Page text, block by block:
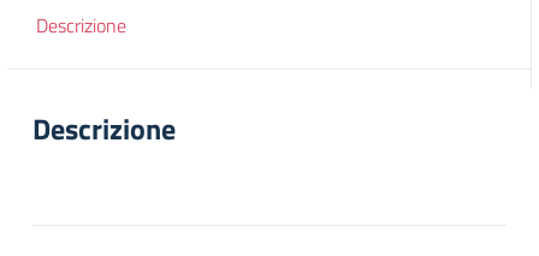
Descrizione
Descrizione